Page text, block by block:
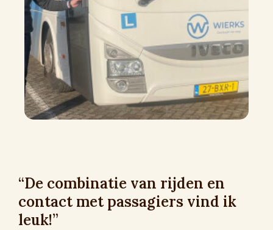
“De combinatie van rijden en
contact met passagiers vind ik
leuk!”